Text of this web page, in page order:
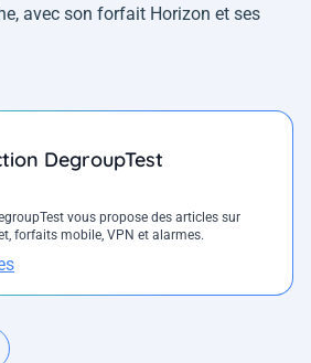
avec son forfait Horizon et ses
DegroupTest
vous propose des articles sur
forfaits mobile, VPN et alarmes.